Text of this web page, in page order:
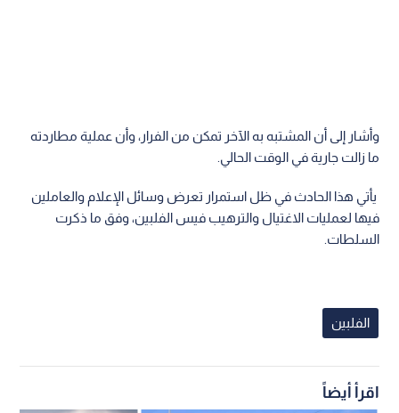
وأشار إلى أن المشتبه به الآخر تمكن من الفرار، وأن عملية مطاردته
ما زالت جارية في الوقت الحالي.
يأتي هذا الحادث في ظل استمرار تعرض وسائل الإعلام والعاملين
فيها لعمليات الاغتيال والترهيب فيس الفلبين، وفق ما ذكرت
السلطات.
الفلبين
اقرأ أيضاً